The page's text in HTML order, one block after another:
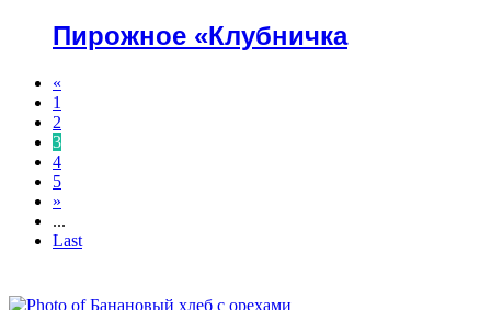
Пирожное «Клубничка
«
1
2
3
4
5
»
...
Last